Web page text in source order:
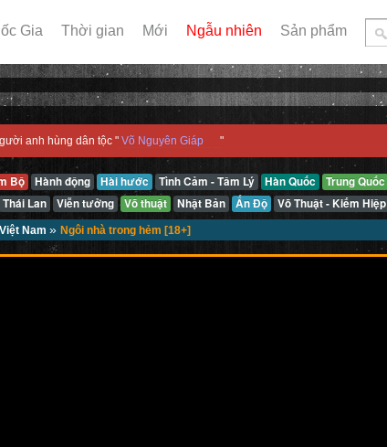
Gia Thời gian Mới Ngẫu nhiên Sản phẩm
anh hùng dân tộc " Võ Nguyên Giáp "
Bộ Hành động Hài hước Tình Cảm - Tâm Lý Hàn Quốc Trung Quốc
Thái Lan Viễn tưởng Võ thuật Nhật Bản Ấn Độ Võ Thuật - Kiếm Hiệp
Việt Nam » Ngôi nhà trong hẻm [18+]